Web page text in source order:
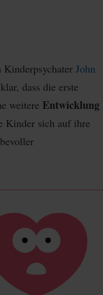
John
dass die erste
weitere Entwicklung
Kinder sich auf ihre